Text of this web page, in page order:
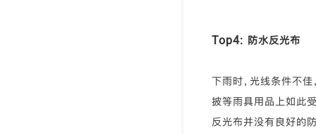
Top4: 防水反光布
下雨时，光线条件不
披等雨具用品上如此
反光布并没有良好的